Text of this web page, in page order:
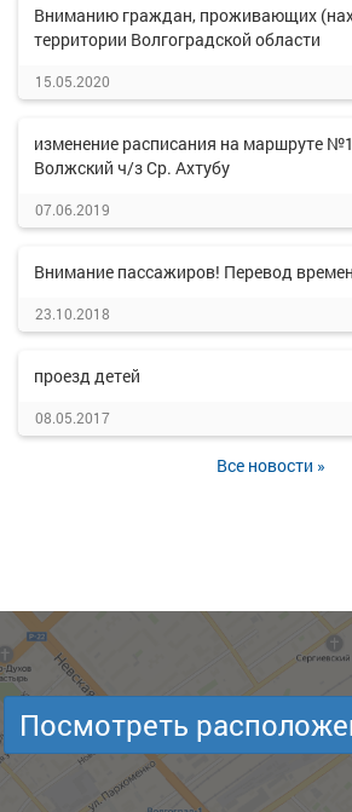
Вниманию граждан, проживающих
территории Волгоградской области
15.05.2020
изменение расписания на маршруте
Волжский ч/з Ср. Ахтубу
07.06.2019
Внимание пассажиров! Перевод
23.10.2018
проезд детей
08.05.2017
Все новости »
Посмотреть